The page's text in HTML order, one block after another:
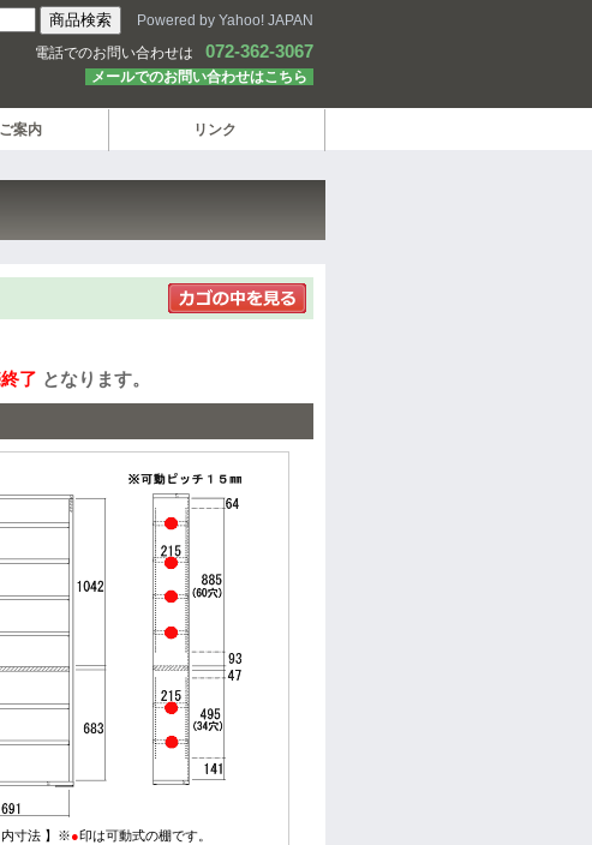
電話でのお問い合わせは 072-362-3067
メールでのお問い合わせはこちら
Powered by Yahoo! JAPAN
了 となります。
内寸法 】※●印は可動式の棚です。
案内 リンク